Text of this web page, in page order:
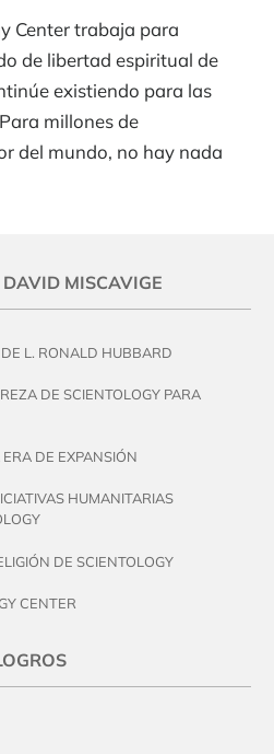
Center trabaja para
de libertad espiritual de
existiendo para las
millones de
del mundo, no hay nada
MISCAVIGE
L. RONALD HUBBARD
DE SCIENTOLOGY PARA
DE EXPANSIÓN
HUMANITARIAS
DE SCIENTOLOGY
CENTER